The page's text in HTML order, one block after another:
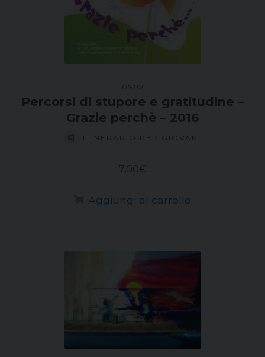
UNPV
Percorsi di stupore e gratitudine –
Grazie perchè – 2016
ITINERARIO PER GIOVANI
7,00€
Aggiungi al carrello